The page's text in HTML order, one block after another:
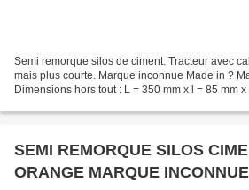
Semi remorque silos de ciment. Tracteur avec
mais plus courte. Marque inconnue Made in ?
Dimensions hors tout : L = 350 mm x l = 85 mm x
SEMI REMORQUE SILOS
ORANGE MARQUE INCONNUE